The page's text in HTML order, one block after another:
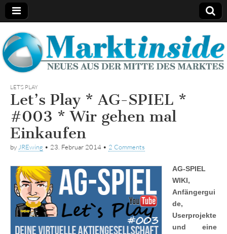
Marktinside
LET'S PLAY
Let’s Play * AG-SPIEL *
#003 * Wir gehen mal
Einkaufen
byJREwing • 23. Februar 2014 • 2 Comments
AG-SPIEL
WIKI,
Anfängergui
de,
Userprojekte
und eine